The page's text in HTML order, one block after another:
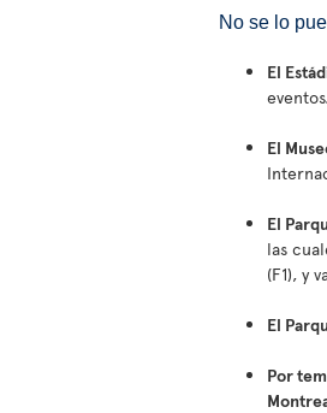
No se lo
El
eventos.
El
El
las
(F1), y
El
Por